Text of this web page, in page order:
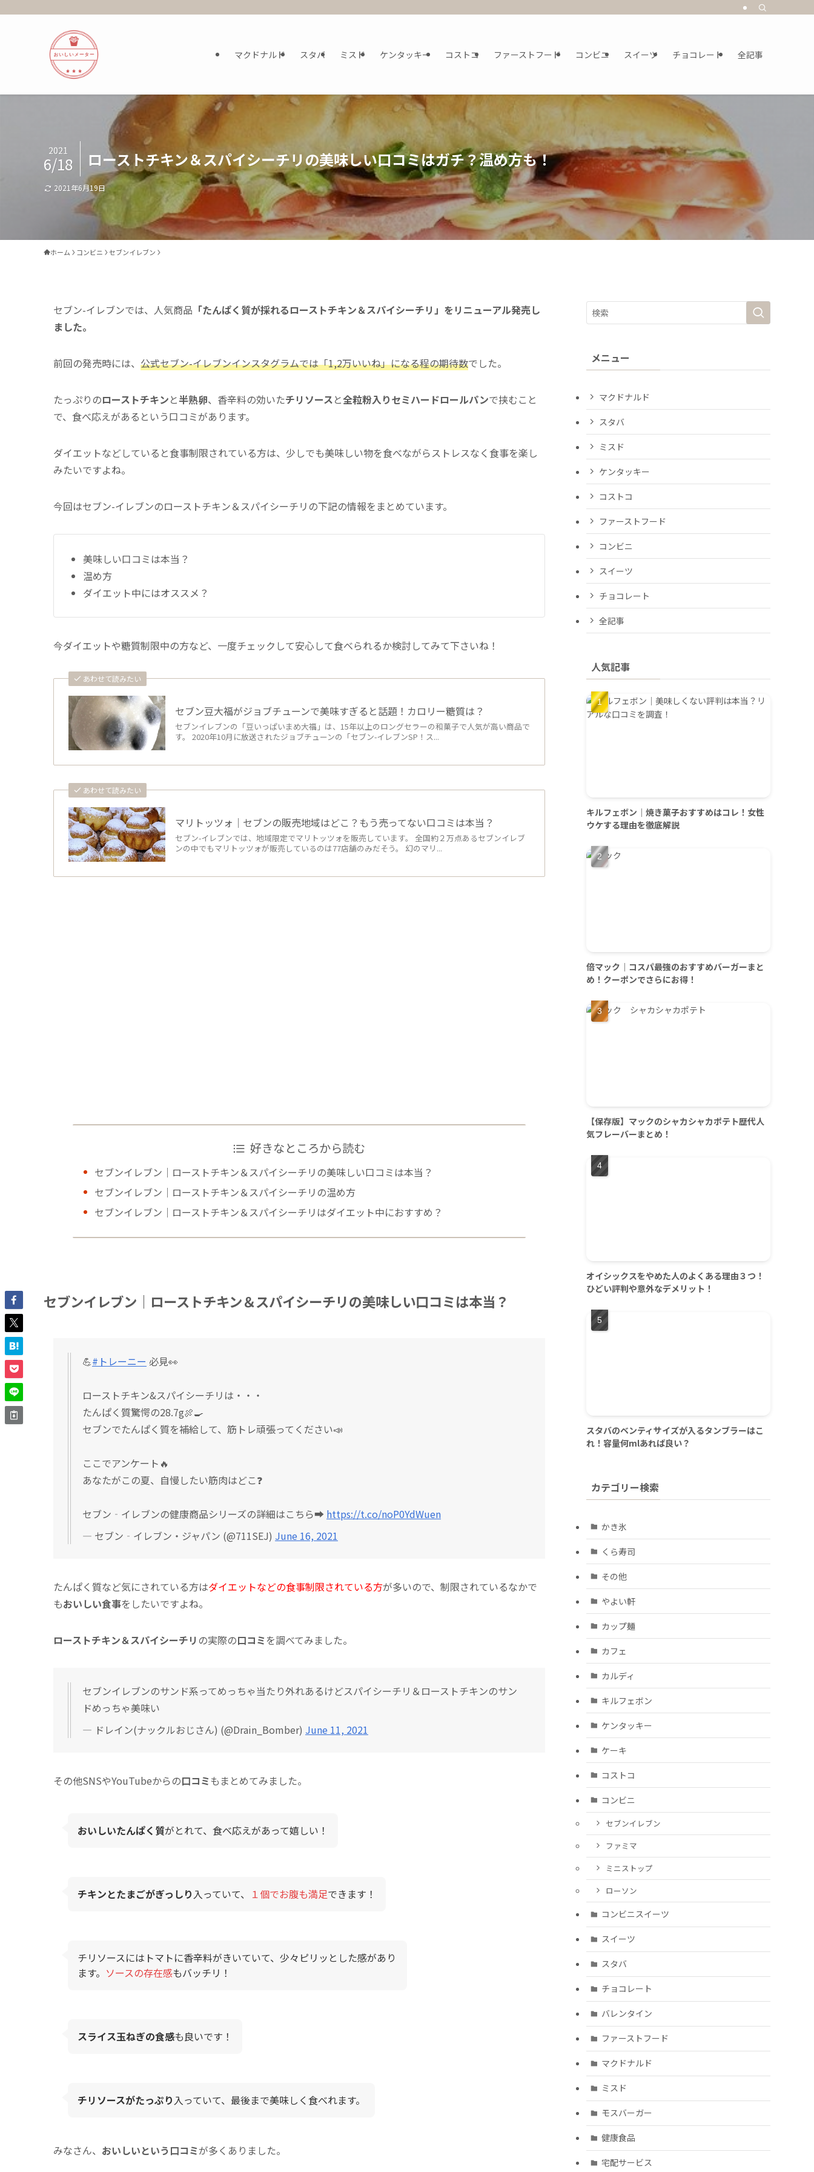
マクドナルド スタバ ミスド ケンタッキー コストコ ファーストフード コンビニ スイーツ チョコレート 全記事
ローストチキン＆スパイシーチリの美味しい口コミはガチ？温め方も！
2021
6/18
2021年6月19日
ホーム コンビニ セブンイレブン
セブン-イレブンでは、人気商品 「たんぱく質が採れるローストチキン＆スパイシーチリ」をリニューアル発売し
ました。
前回の発売時には、 公式セブン-イレブンインスタグラムでは「1,2万いいね」になる程の期待数でした。
たっぷりのローストチキンと半熟卵、香辛料の効いたチリソースと全粒粉入りセミハードロールパンで挟むこと
で、食べ応えがあるという口コミがあります。
ダイエットなどしていると食事制限されている方は、少しでも美味しい物を食べながらストレスなく食事を楽し
みたいですよね。
今回はセブン-イレブンのローストチキン＆スパイシーチリの下記の情報をまとめています。
美味しい口コミは本当？
温め方
ダイエット中にはオススメ？
今ダイエットや糖質制限中の方など、一度チェックして安心して食べられるか検討してみて下さいね！
あわせて読みたい
セブン豆大福がジョブチューンで美味すぎると話題！カロリー糖質は？
セブンイレブンの「豆いっぱいまめ大福」は、15年以上のロングセラーの和菓子で人気が高い商品で
す。 2020年10月に放送されたジョブチューンの「セブン-イレブンSP！ス...
あわせて読みたい
マリトッツォ｜セブンの販売地域はどこ？もう売ってない口コミは本当？
セブン-イレブンでは、地域限定でマリトッツォを販売しています。 全国約２万点あるセブンイレブ
ンの中でもマリトッツォが販売しているのは77店舗のみだそう。 幻のマリ...
好きなところから読む
セブンイレブン｜ローストチキン＆スパイシーチリの美味しい口コミは本当？
セブンイレブン｜ローストチキン＆スパイシーチリの温め方
セブンイレブン｜ローストチキン＆スパイシーチリはダイエット中におすすめ？
セブンイレブン｜ローストチキン＆スパイシーチリの美味しい口コミは本当？
💪#トレーニー 必見👀
ローストチキン&スパイシーチリは・・・
たんぱく質驚愕の28.7g🍖🍳
セブンでたんぱく質を補給して、筋トレ頑張ってください📣
ここでアンケート🔥
あなたがこの夏、自慢したい筋肉はどこ❓
セブン‐イレブンの健康商品シリーズの詳細はこちら➡ https://t.co/noP0YdWuen
— セブン‐イレブン・ジャパン (@711SEJ) June 16, 2021
たんぱく質など気にされている方はダイエットなどの食事制限されている方が多いので、制限されているなかで
もおいしい食事をしたいですよね。
ローストチキン＆スパイシーチリ の実際の口コミ を調べてみました。
セブンイレブンのサンド系ってめっちゃ当たり外れあるけどスパイシーチリ＆ローストチキンのサン
ドめっちゃ美味い
— ドレイン(ナックルおじさん) (@Drain_Bomber) June 11, 2021
その他SNSやYouTubeからの口コミもまとめてみました。
おいしいたんぱく質がとれて、食べ応えがあって嬉しい！
チキンとたまごがぎっしり入っていて、 １個でお腹も満足できます！
チリソースにはトマトに香辛料がきいていて、少々ピリッとした感があり
ます。 ソースの存在感もバッチリ！
スライス玉ねぎの食感も良いです！
チリソースがたっぷり入っていて、最後まで美味しく食べれます。
みなさん、 おいしいという口コミが多くありました。
メニュー
マクドナルド
スタバ
ミスド
ケンタッキー
コストコ
ファーストフード
コンビニ
スイーツ
チョコレート
全記事
人気記事
キルフェボン｜焼き菓子おすすめはコレ！女性
ウケする理由を徹底解説
倍マック｜コスパ最強のおすすめバーガーまと
め！クーポンでさらにお得！
【保存版】マックのシャカシャカポテト歴代人
気フレーバーまとめ！
オイシックスをやめた人のよくある理由３つ！
ひどい評判や意外なデメリット！
スタバのベンティサイズが入るタンブラーはこ
れ！容量何mlあれば良い？
カテゴリー検索
かき氷
くら寿司
その他
やよい軒
カップ麺
カフェ
カルディ
キルフェボン
ケンタッキー
ケーキ
コストコ
コンビニ
セブンイレブン
ファミマ
ミニストップ
ローソン
コンビニスイーツ
スイーツ
スタバ
チョコレート
バレンタイン
ファーストフード
マクドナルド
ミスド
モスバーガー
健康食品
宅配サービス